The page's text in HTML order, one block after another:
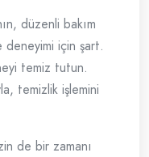
düzenli bakım
deneyimi için şart.
temiz tutun.
temizlik işlemini
de bir zamanı